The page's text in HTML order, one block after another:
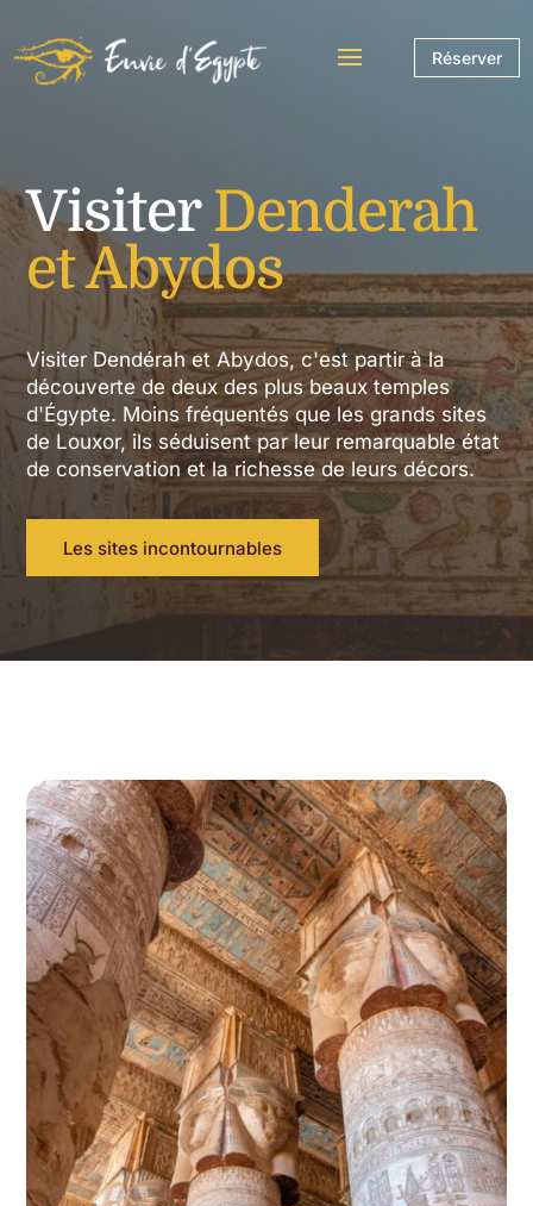
Réserver
VisiterDenderah
et Abydos
Visiter Dendérah et Abydos, c'est partir à la
découverte de deux des plus beaux temples
d'Égypte. Moins fréquentés que les grands sites
de Louxor, ils séduisent par leur remarquable état
de conservation et la richesse de leurs décors.
Les sites incontournables